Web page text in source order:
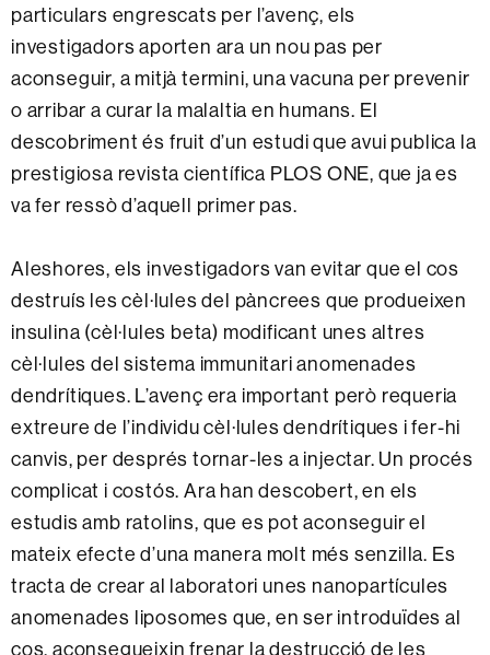
particulars engrescats per l’avenç, els
investigadors aporten ara un nou pas per
aconseguir, a mitjà termini, una vacuna per prevenir
o arribar a curar la malaltia en humans. El
descobriment és fruit d’un estudi que avui publica la
prestigiosa revista científica PLOS ONE, que ja es
va fer ressò d’aquell primer pas.
Aleshores, els investigadors van evitar que el cos
destruís les cèl·lules del pàncrees que produeixen
insulina (cèl·lules beta) modificant unes altres
cèl·lules del sistema immunitari anomenades
dendrítiques. L’avenç era important però requeria
extreure de l’individu cèl·lules dendrítiques i fer-hi
canvis, per després tornar-les a injectar. Un procés
complicat i costós. Ara han descobert, en els
estudis amb ratolins, que es pot aconseguir el
mateix efecte d’una manera molt més senzilla. Es
tracta de crear al laboratori unes nanopartícules
anomenades liposomes que, en ser introduïdes al
cos, aconsegueixin frenar la destrucció de les